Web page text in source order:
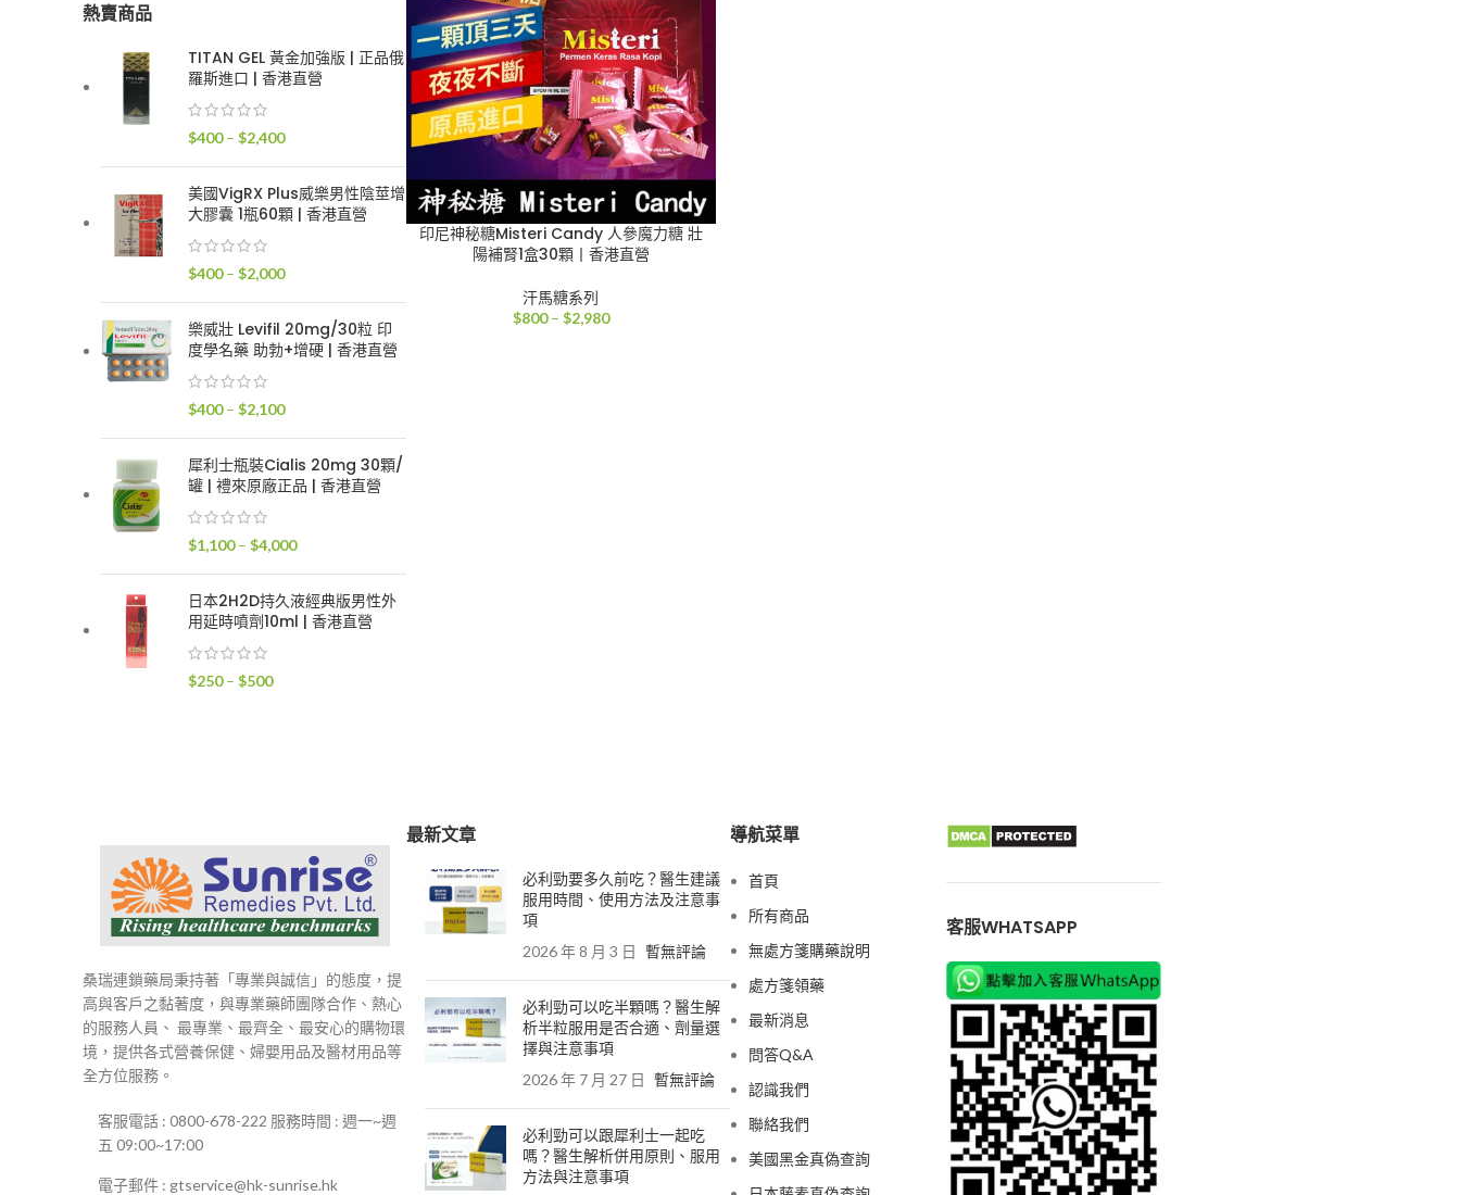
熱賣商品
TITAN GEL 黃金加強版 | 正品俄
羅斯進口 | 香港直營
$400 – $2,400價
圍：
$2,400
美國VigRX Plus威樂男性陰莖增
大膠囊 1瓶60顆 | 香港直營
$400 – $2,000價
範
圍：
$2,000
樂威壯 Levifil 20mg/30粒 印
度學名藥 助勃+增硬 | 香港直營
$400 – $2,100價
範
圍：
$2,100
犀利士瓶裝Cialis 20mg 30顆/
罐 | 禮來原廠正品 | 香港直營
$1,100 – $4,000價
範
圍：
日本2H2D持久液經典版男性外
用延時噴劑10ml | 香港直營
$250 – $500價
印尼神秘糖Misteri Candy 人參魔力糖 壯
陽補腎1盒30顆丨香港直營
汗馬糖系列
$800 – $2,980價
桑瑞連鎖藥局秉持著「專業與誠信」的態度，提
高與客戶之黏著度，與專業藥師團隊合作、熱心
的服務人員、 最專業、最齊全、最安心的購物環
境，提供各式營養保健、婦嬰用品及醫材用品等
全方位服務。
客服電話 : 0800-678-222 服務時間 : 週一~週
五 09:00~17:00
電子郵件 : gtservice@hk-sunrise.hk
最新文章
必利勁要多久前吃？醫生建議
服用時間、使用方法及注意事
項
2026 年 8 月 3 日 暫無評論
必利勁可以吃半顆嗎？醫生解
析半粒服用是否合適、劑量選
擇與注意事項
2026 年 7 月 27 日 暫無評論
必利勁可以跟犀利士一起吃
嗎？醫生解析併用原則、服用
方法與注意事項
導航菜單
首頁
所有商品
無處方箋購藥說明
處方箋領藥
最新消息
問答Q&A
認識我們
聯絡我們
美國黑金真偽查詢
客服WHATSAPP